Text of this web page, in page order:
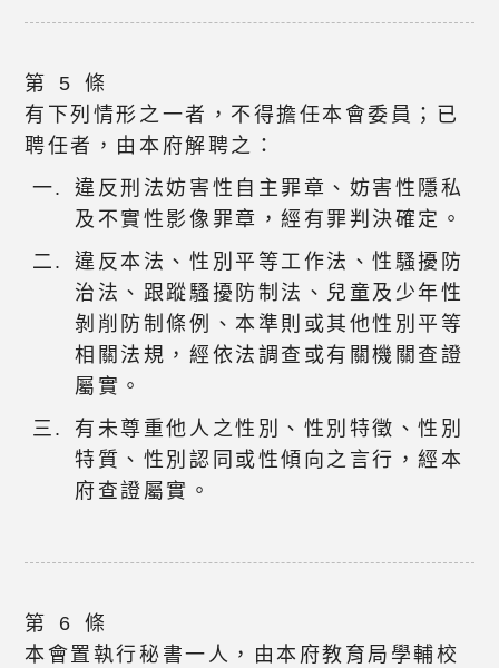
第 5 條
有下列情形之一者，不得擔任本會委員；已
聘任者，由本府解聘之：
違反刑法妨害性自主罪章、妨害性隱私
及不實性影像罪章，經有罪判決確定。
違反本法、性別平等工作法、性騷擾防
治法、跟蹤騷擾防制法、兒童及少年性
剝削防制條例、本準則或其他性別平等
相關法規，經依法調查或有關機關查證
屬實。
有未尊重他人之性別、性別特徵、性別
特質、性別認同或性傾向之言行，經本
府查證屬實。
第 6 條
本會置執行秘書一人，由本府教育局學輔校